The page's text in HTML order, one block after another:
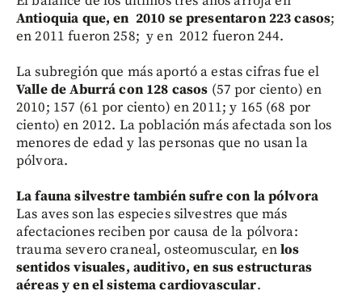
Antioquia que, en 2010 se presentaron 223 casos;
en 2011 fueron 258; y en 2012 fueron 244.
La subregión que más aportó a estas cifras fue el
Valle de Aburrá con 128 casos (57 por ciento) en
2010; 157 (61 por ciento) en 2011; y 165 (68 por
ciento) en 2012. La población más afectada son los
menores de edad y las personas que no usan la
pólvora.
La fauna silvestre también sufre con la pólvora
Las aves son las especies silvestres que más
afectaciones reciben por causa de la pólvora:
trauma severo craneal, osteomuscular, enlos
sentidos visuales, auditivo, en sus estructuras
aéreas y en el sistema cardiovascular.